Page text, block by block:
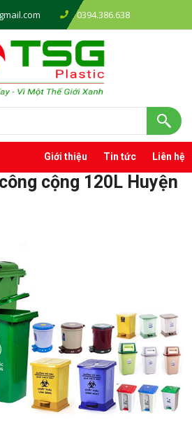
0394.386.638
Giới thiệu Tin tức Liên hệ
cộng 120L Huyện